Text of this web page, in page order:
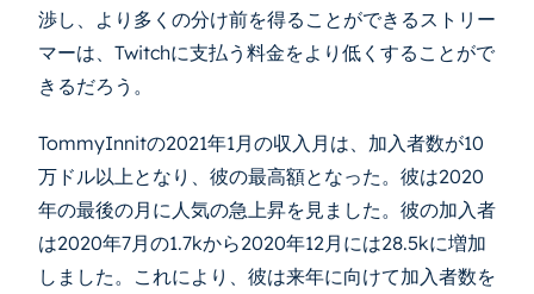
渉し、より多くの分け前を得ることができるストリー
マーは、Twitchに支払う料金をより低くすることがで
きるだろう。
TommyInnitの2021年1月の収入月は、加入者数が10
万ドル以上となり、彼の最高額となった。彼は2020
年の最後の月に人気の急上昇を見ました。彼の加入者
は2020年7月の1.7kから2020年12月には28.5kに増加
しました。これにより、彼は来年に向けて加入者数を